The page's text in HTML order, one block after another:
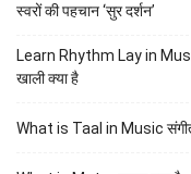
स्वरों की पहचान ‘सुर दर्शन’
Learn Rhythm Lay in
खाली क्या है
What is Taal in Music